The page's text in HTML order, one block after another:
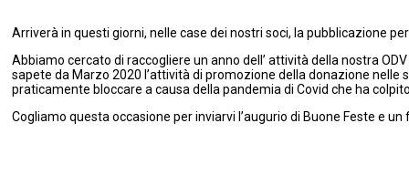
Arriverà in questi giorni, nelle case dei nostri soci, la pubblicazione
Abbiamo cercato di raccogliere un anno dell’ attività della nostra
sapete da Marzo 2020 l’attività di promozione della donazione nelle
praticamente bloccare a causa della pandemia di Covid che ha
Cogliamo questa occasione per inviarvi l’augurio di Buone Feste e un